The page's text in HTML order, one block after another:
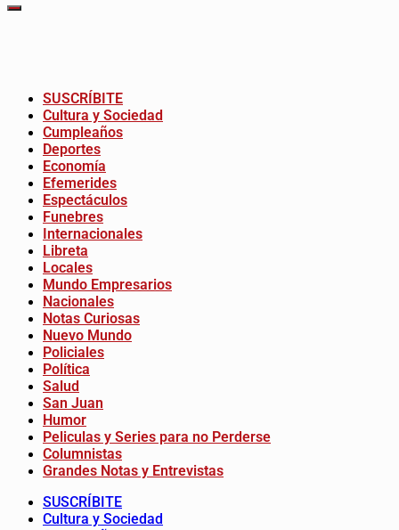
SUSCRÍBITE
Cultura y Sociedad
Cumpleaños
Deportes
Economía
Efemerides
Espectáculos
Funebres
Internacionales
Libreta
Locales
Mundo Empresarios
Nacionales
Notas Curiosas
Nuevo Mundo
Policiales
Política
Salud
San Juan
Humor
Peliculas y Series para no Perderse
Columnistas
Grandes Notas y Entrevistas
SUSCRÍBITE
Cultura y Sociedad